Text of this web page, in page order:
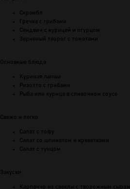
Скрамбл
Гречка с грибами
Сендвич с курицей и огурцом
Зерненый творог с томатами
Основные блюда
Куриная лапша
Ризотто с грибами
Рыба или курица в сливочном соусе
Свежо и легко
Салат с тофу
Салат со шпинатом и креветками
Салат с тунцом
Закуски
Карпаччо из свеклы с творожным сыром